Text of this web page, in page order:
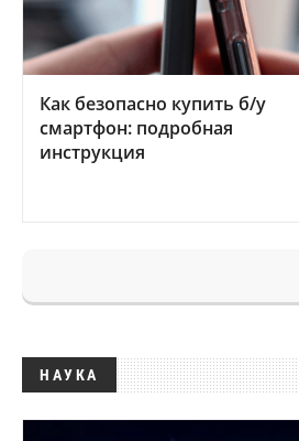
Как безопасно купить б/у
смартфон: подробная
инструкция
НАУКА